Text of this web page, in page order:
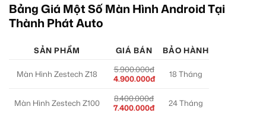
Bảng Giá Một Số Màn Hình Android Tại
Thành Phát Auto
SẢN PHẨM GIÁ BÁN BẢO HÀNH
Màn Hình Zestech Z18
5.900.000đ
4.900.000đ
18 Tháng
Màn Hình Zestech Z100
8.400.000đ
7.400.000đ
24 Tháng